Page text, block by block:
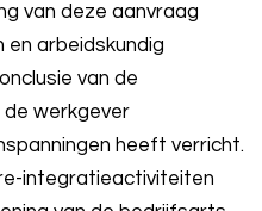
van deze aanvraag
en arbeidskundig
van de
werkgever
heeft verricht.
integratieactiviteiten